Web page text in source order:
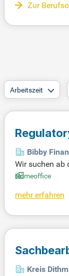
Zur
Arbeitszeit
Bibby
Wir suchen ab
Sie
Richtlinien
Homeoffice
mehr erfahren
Kreis